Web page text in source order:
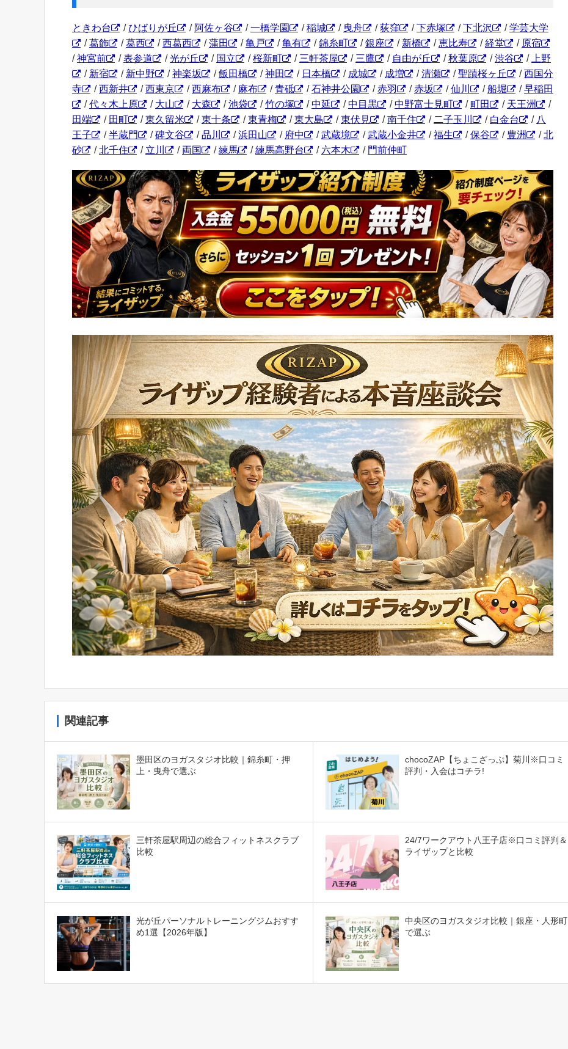
ときわ台 /ひばりが丘 / 阿佐ヶ谷 /一橋学園 /稲城 / 曳舟 /荻窪 /下赤塚 /下北沢 /学芸大学
/葛飾 /葛西 /西葛西 /蒲田 /亀戸 /亀有 /錦糸町 /銀座 / 新橋 /恵比寿 /経堂 / 原宿
/神宮前 /表参道 /光が丘 / 国立 /桜新町 / 三軒茶屋 / 三鷹 / 自由が丘 /秋葉原 /渋谷 /
上野
/ 新宿 / 新中野 /神楽坂 /飯田橋 /神田 / 日本橋 / 成城 / 成増 /清瀬 /聖蹟桜ヶ丘 /西国分
寺
/西新井 /西東京 /西麻布 / 麻布 /青砥 /石神井公園 /赤羽 /赤坂 /仙川 /船堀 /早稲田
/代々木上原 / 大山 / 大森 /池袋 /竹の塚 /中延 /中目黒 /中野富士見町 /町田 / 天王洲
/
田端
/ 田町 /東久留米 /東十条 /東青梅 /東大島 /東伏見 /南千住 / 二子玉川 / 白金台 / 八
王子
/半蔵門 /碑文谷 /品川 /浜田山 / 府中 /武蔵境 /武蔵小金井 /福生 /保谷 / 豊洲 /北
砂
/北千住 / 立川 / 両国 /練馬 /練馬高野台 / 六本木 / 門前仲町
関連記事
墨田区のヨガスタジオ比較｜錦糸町・押
上・曳舟で選ぶ
chocoZAP【ちょこざっぷ】菊川※口コミ
評判・入会はコチラ!
三軒茶屋駅周辺の総合フィットネスクラブ
比較
24/7ワークアウト八王子店※口コミ評判＆
ライザップと比較
光が丘パーソナルトレーニングジムおすす
め1選【2026年版】
中央区のヨガスタジオ比較｜銀座・人形町
で選ぶ